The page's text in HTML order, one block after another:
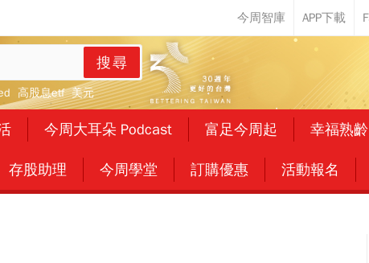
搜尋
高股息etf 美元
今周大耳朵 Podcast 富足今周起 幸福熟齡
存股助理 今周學堂 訂購優惠 活動報名